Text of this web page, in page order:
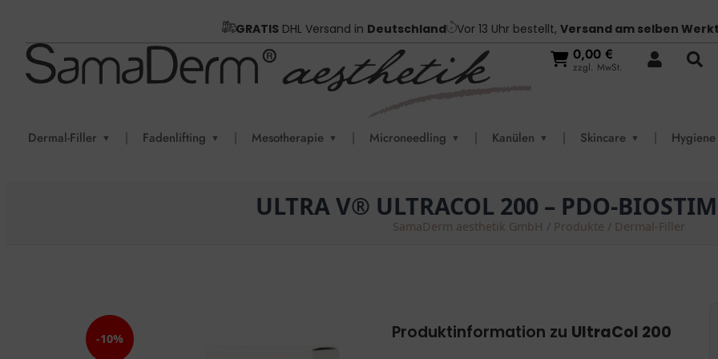
GRATIS DHL Versand in Deutschland Vor 13 Uhr bestellt, Versand am selben
0,00 €
zzgl. MwSt.
Dermal-Filler ▼ | Fadenlifting ▼ | Mesotherapie ▼ | Microneedling ▼ | Kanülen ▼ | Skincare ▼ |
ULTRA V® ULTRACOL 200 – PDO-
SamaDerm aesthetik GmbH / Produkte / Dermal-Filler
-10% Produktinformation zu UltraCol 200